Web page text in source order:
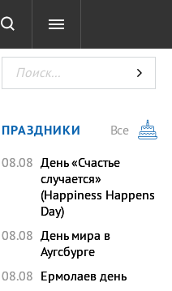
ТЕСТЫ
ПРАЗДНИКИ
Все
08.08 День «Счастье
случается»
(Happiness Happens
Day)
08.08 День мира в
Аугсбурге
08.08 Ермолаев день